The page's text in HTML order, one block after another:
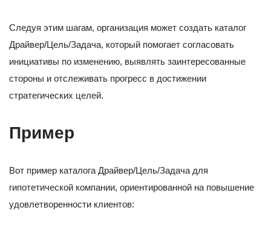
Следуя этим шагам, организация может создать каталог
Драйвер/Цель/Задача, который помогает согласовать
инициативы по изменению, выявлять заинтересованные
стороны и отслеживать прогресс в достижении
стратегических целей.
Пример
Вот пример каталога Драйвер/Цель/Задача для
гипотетической компании, ориентированной на повышение
удовлетворенности клиентов: